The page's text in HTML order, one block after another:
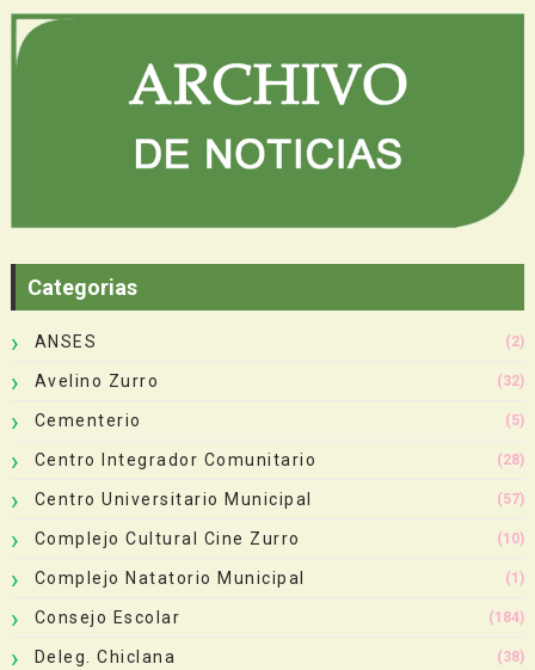
Categorias
ANSES (2)
Avelino Zurro (32)
Cementerio (5)
Centro Integrador Comunitario (28)
Centro Universitario Municipal (57)
Complejo Cultural Cine Zurro (10)
Complejo Natatorio Municipal (1)
Consejo Escolar (184)
Deleg. Chiclana (38)